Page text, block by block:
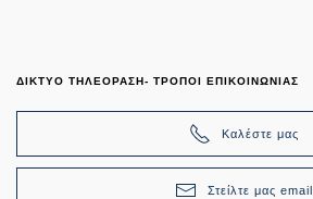
ΔΙΚΤΥΟ ΤΗΛΕΟΡΑΣΗ- ΤΡΟΠΟΙ ΕΠΙΚΟΙΝΩΝΙΑΣ
Καλέστε μας
Στείλτε μας email